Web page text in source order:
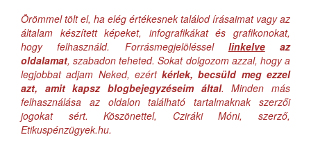
Örömmel tölt el, ha elég értékesnek találod írásaimat vagy az
általam készített képeket, infografikákat és grafikonokat,
hogy felhasználd. Forrásmegjelöléssel linkelveaz
oldalamat, szabadon teheted. Sokat dolgozom azzal, hogy a
legjobbat adjam Neked, ezértkérlek, becsüld meg ezzel
azt, amit kapsz blogbejegyzéseim által. Minden más
felhasználása az oldalon található tartalmaknak szerzői
jogokat sért. Köszönettel, Cziráki Móni, szerző,
Etikuspénzügyek.hu.